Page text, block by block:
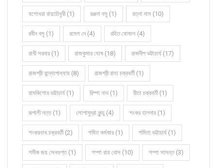
যশোধরা রায়চৌধুরী (1) রঞ্জনা বসু (1) রত্না দাস (10)
রবীন বসু (1) রমেশ দে (4) রহিত ঘোষাল (4)
রাখী সরদার (1) রাজকুমার ঘোষ (18) রাজদীপ ভট্টাচার্য (17)
রাজশ্রী বন্দ্যোপাধ্যায় (8) রাজশ্রী রাহা চক্রবর্তী (1)
রামকিশোর ভট্টাচার্য (1) রিম্পা নাথ (1) রীতা চক্রবর্তী (1)
রূপালী দত্ত (1) লোপামুদ্রা কুন্ডু (4) শংকর হালদার (1)
শংকরনাথ চক্রবর্তী (2) শমিত কর্মকার (1) শমিতা ভট্টাচার্য (1)
শমীক জয় সেনগুপ্ত (1) শম্পা রায় বোস (10) শম্পা সামন্ত (3)